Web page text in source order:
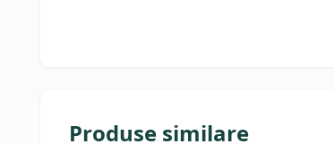
Produse similare